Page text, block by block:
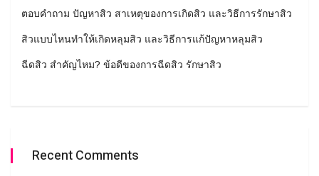
ตอบคำถาม ปัญหาสิว สาเหตุของการเกิดสิว และวิธีการรักษาสิว
สิวแบบไหนทำให้เกิดหลุมสิว และวิธีการแก้ปัญหาหลุมสิว
ฉีดสิว สำคัญไหม? ข้อดีของการฉีดสิว รักษาสิว
Recent Comments